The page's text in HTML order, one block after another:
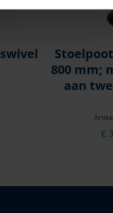
800 mm;
aan
€